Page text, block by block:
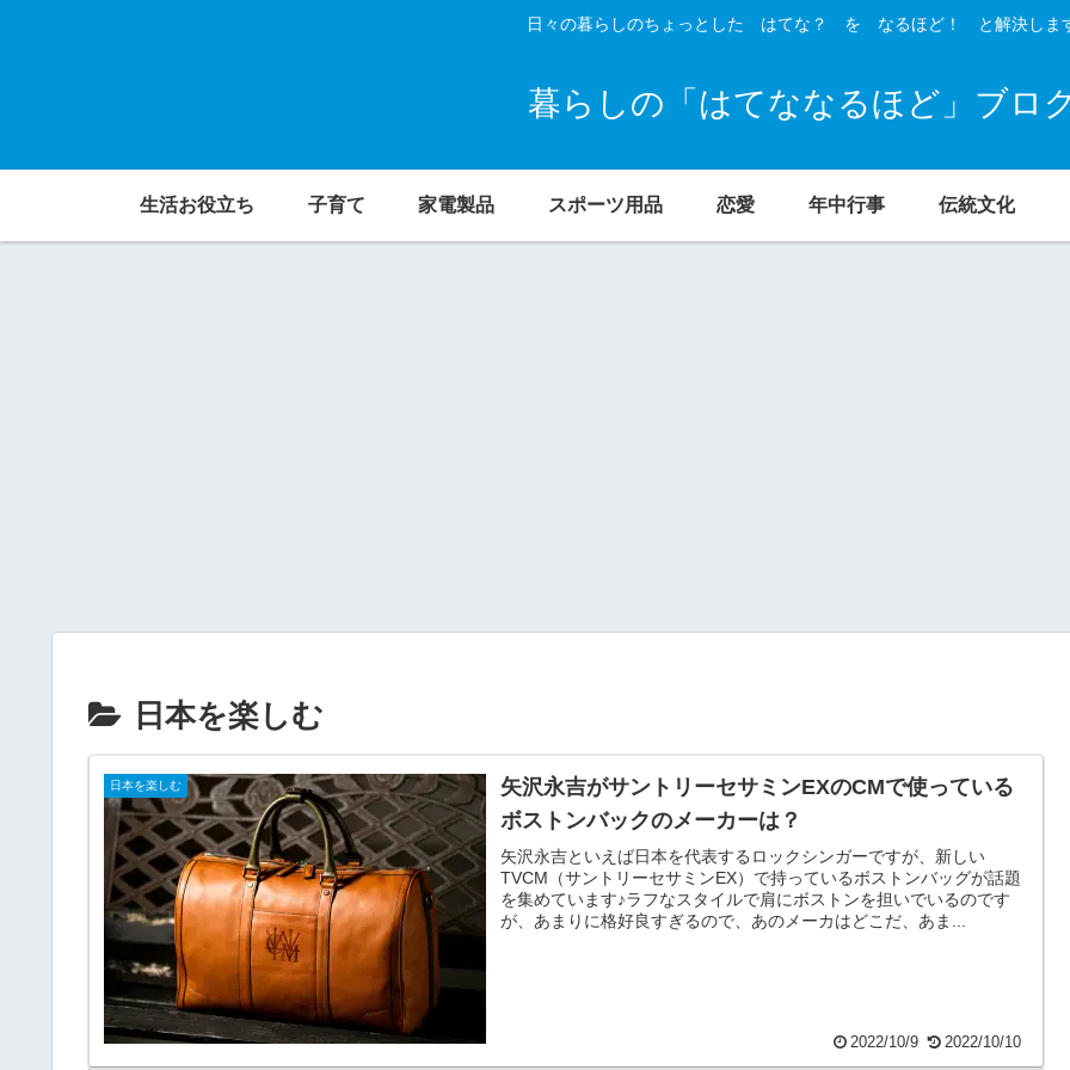
日々の暮らしのちょっとした はてな？ を なるほど！ と解決しま
暮らしの「はてななるほど」ブロ
生活お役立ち 子育て 家電製品 スポーツ用品 恋愛 年中行事 伝統文化
日本を楽しむ
日本を楽しむ
矢沢永吉がサントリーセサミンEXのCMで使っている
ボストンバックのメーカーは？
矢沢永吉といえば日本を代表するロックシンガーですが、新しい
TVCM（サントリーセサミンEX）で持っているボストンバッグが話題
を集めています♪ラフなスタイルで肩にボストンを担いでいるのです
が、あまりに格好良すぎるので、あのメーカはどこだ、あま...
2022/10/9 2022/10/10